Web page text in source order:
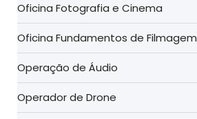
Oficina Fotografia e Cinema
Oficina Fundamentos de Filmagem
Operação de Áudio
Operador de Drone